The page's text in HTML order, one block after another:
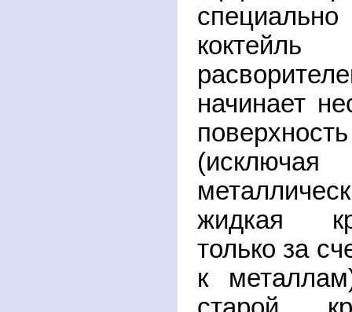
начинает
жидкая
только за
к